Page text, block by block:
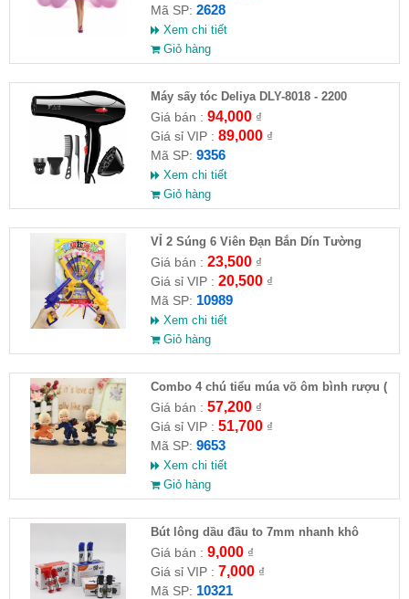
Mã SP: 2628
Xem chi tiết
Giỏ hàng
Máy sấy tóc Deliya DLY-8018 - 2200
Giá bán : 94,000₫
Giá sỉ VIP : 89,000₫
Mã SP: 9356
Xem chi tiết
Giỏ hàng
VỈ 2 Súng 6 Viên Đạn Bắn Dín Tường
Giá bán : 23,500₫
Giá sỉ VIP : 20,500₫
Mã SP: 10989
Xem chi tiết
Giỏ hàng
Combo 4 chú tiểu múa võ ôm bình rượu (
HĐ )
Giá bán : 57,200₫
Giá sỉ VIP : 51,700₫
Mã SP: 9653
Xem chi tiết
Giỏ hàng
Bút lông dầu đầu to 7mm nhanh khô
Giá bán : 9,000₫
Giá sỉ VIP : 7,000₫
Mã SP: 10321